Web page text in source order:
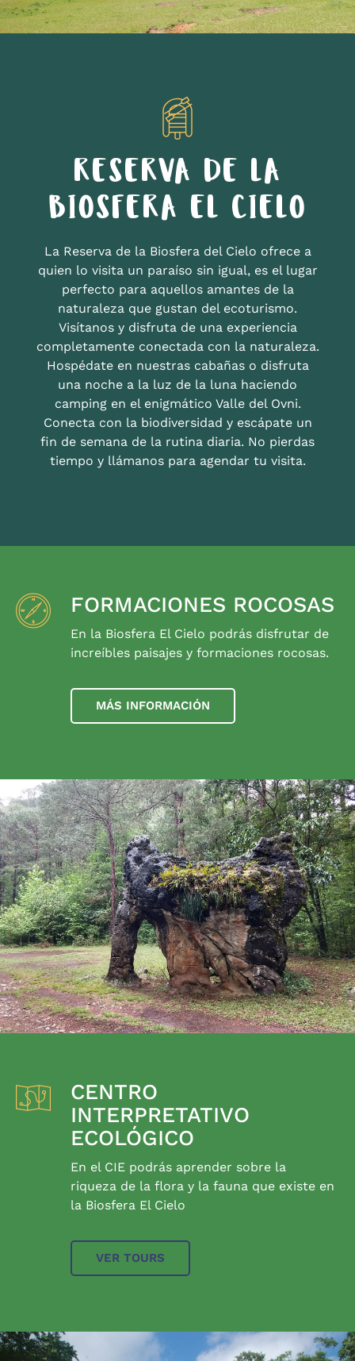
RESERVA DE LA
BIOSFERA EL CIELO
La Reserva de la Biosfera del Cielo ofrece a
quien lo visita un paraíso sin igual, es el lugar
perfecto para aquellos amantes de la
naturaleza que gustan del ecoturismo.
Visítanos y disfruta de una experiencia
completamente conectada con la naturaleza.
Hospédate en nuestras cabañas o disfruta
una noche a la luz de la luna haciendo
camping en el enigmático Valle del Ovni.
Conecta con la biodiversidad y escápate un
fin de semana de la rutina diaria. No pierdas
tiempo y llámanos para agendar tu visita.
FORMACIONES ROCOSAS
En la Biosfera El Cielo podrás disfrutar de
increíbles paisajes y formaciones rocosas.
MÁS INFORMACIÓN
CENTRO
INTERPRETATIVO
ECOLÓGICO
En el CIE podrás aprender sobre la
riqueza de la flora y la fauna que existe en
la Biosfera El Cielo
VER TOURS